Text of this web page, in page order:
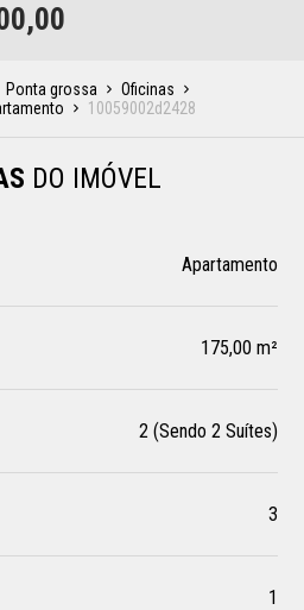
Ponta grossa
Oficinas
10059002d2428
DO IMÓVEL
Apartamento
175,00 m²
2 (Sendo 2 Suítes)
3
1